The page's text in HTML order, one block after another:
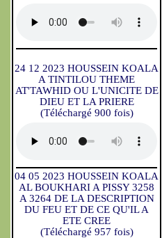
24 12 2023 HOUSSEIN KOALA
A TINTILOU THEME
AT'TAWHID OU L'UNICITE DE
DIEU ET LA PRIERE
(Téléchargé 900 fois)
04 05 2023 HOUSSEIN KOALA
AL BOUKHARI A PISSY 3258
A 3264 DE LA DESCRIPTION
DU FEU ET DE CE QU'IL A
ETE CREE
(Téléchargé 957 fois)